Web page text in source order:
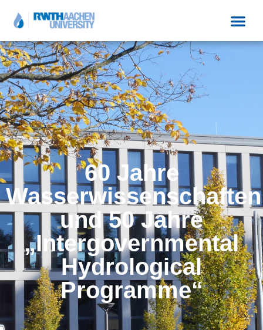
60 Jahre
Wasserwissenschaften
und 50 Jahre
„Intergovernmental
Hydrological
Programme“